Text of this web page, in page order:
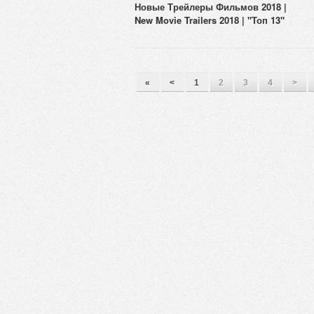
Новые Трейлеры Фильмов 2018 |
New Movie Trailers 2018 | "Топ 13"
« < 1 2 3 4 >